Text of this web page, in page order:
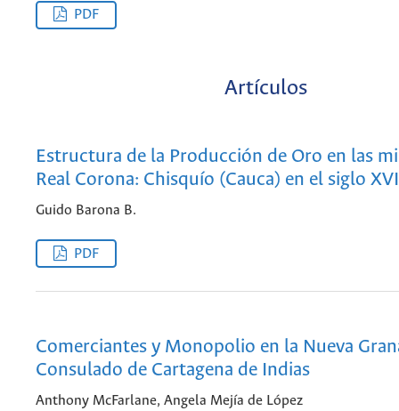
PDF
Artículos
Estructura de la Producción de Oro en las
Real Corona: Chisquío (Cauca) en el siglo
Guido Barona B.
PDF
Comerciantes y Monopolio en la Nueva
Consulado de Cartagena de Indias
Anthony McFarlane, Angela Mejía de López